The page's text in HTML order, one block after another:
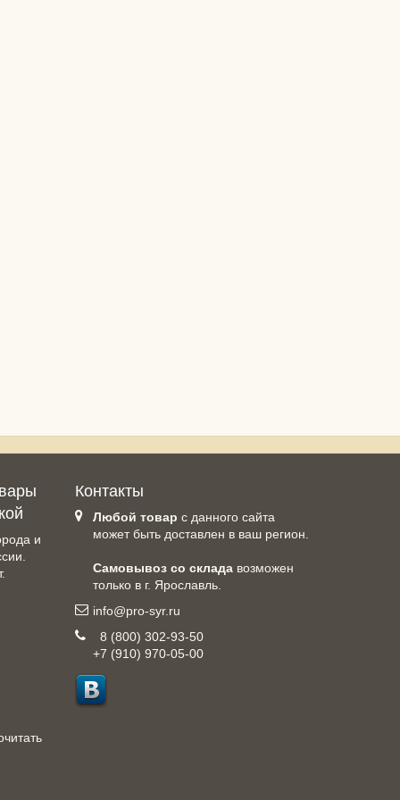
и
Контакты
Любой товар с данного сайта
может быть доставлен в ваш регион.
Самовывоз со складавозможен
только в г. Ярославль.
info@pro-syr.ru
8 (800) 302-93-50
+7 (910) 970-05-00